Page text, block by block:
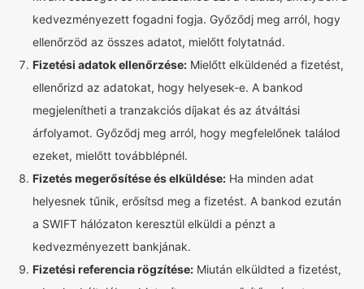
kedvezményezett fogadni fogja. Győződj meg arról, hogy
ellenőrzöd az összes adatot, mielőtt folytatnád.
Fizetési adatok ellenőrzése: Mielőtt elküldenéd a fizetést,
ellenőrizd az adatokat, hogy helyesek-e. A bankod
megjelenítheti a tranzakciós díjakat és az átváltási
árfolyamot. Győződj meg arról, hogy megfelelőnek találod
ezeket, mielőtt továbblépnél.
Fizetés megerősítése és elküldése: Ha minden adat
helyesnek tűnik, erősítsd meg a fizetést. A bankod ezután
a SWIFT hálózaton keresztül elküldi a pénzt a
kedvezményezett bankjának.
Fizetési referencia rögzítése: Miután elküldted a fizetést,